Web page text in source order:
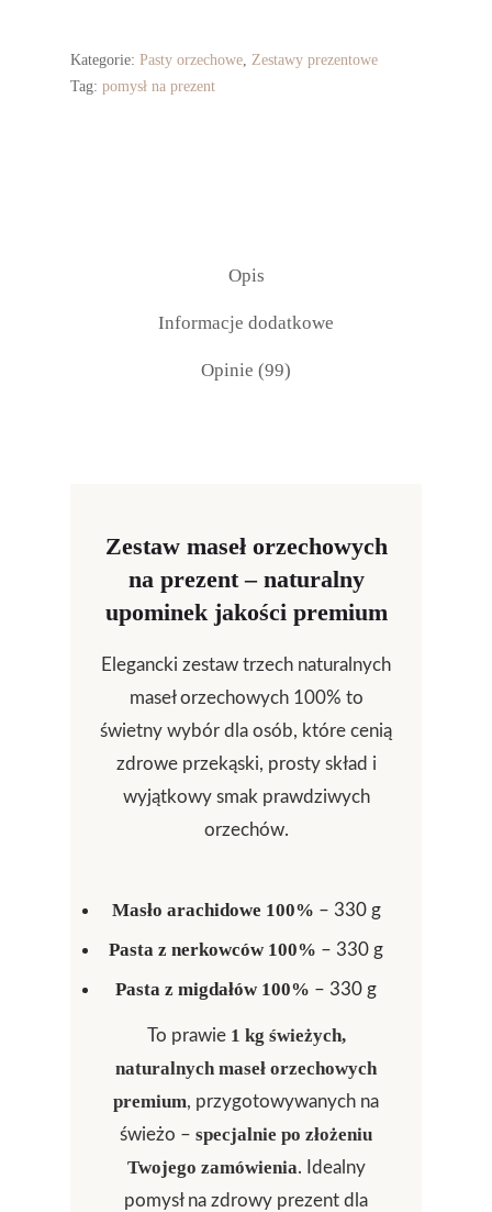
Kategorie: Pasty orzechowe Zestawy prezentowe
Tag: pomysł na prezent
Opis
Informacje dodatkowe
Opinie (99)
Zestaw maseł orzechowych
na prezent – naturalny
upominek jakości premium
Elegancki zestaw trzech naturalnych
maseł orzechowych 100% to
świetny wybór dla osób, które cenią
zdrowe przekąski, prosty skład i
wyjątkowy smak prawdziwych
orzechów.
Masło arachidowe 100% – 330 g
Pasta z nerkowców 100% – 330 g
Pasta z migdałów 100% – 330 g
To prawie 1 kg świeżych,
naturalnych maseł orzechowych
premium, przygotowywanych na
świeżo – specjalnie po złożeniu
Twojego zamówienia. Idealny
pomysł na zdrowy prezent dla